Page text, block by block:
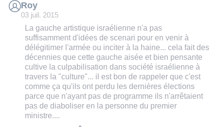
Roy
03 juil. 2015
La gauche artistique israélienne n'a pas
suffisamment d'idées de scenari pour en venir à
délégitimer l'armée ou inciter à la haine... cela fait des
décennies que cette gauche aisée et bien pensante
cultive la culpabilisation dans société israélienne à
travers la "culture"... il est bon de rappeler que c'est
comme ça qu'ils ont perdu les dernières élections
parce que n'ayant pas de programme ils n'arrêtaient
pas de diaboliser en la personne du premier
ministre....